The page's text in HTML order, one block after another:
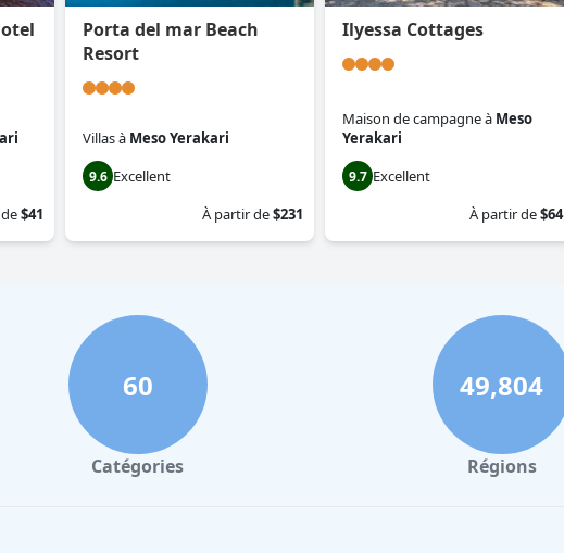
$41
Porta del mar Beach
Resort
Villasà Meso Yerakari
9.6 Excellent
À partir de$231
Ilyessa Cottages
Maison de campagneà Meso
Yerakari
9.7 Excellent
À partir de$64
60
Catégories
49,804
Régions